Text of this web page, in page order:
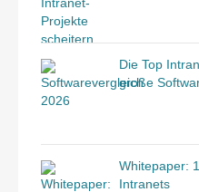
Die Top
große
Whitepaper:
Intranets